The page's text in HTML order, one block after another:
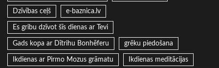
Dzīvības ceļš e-baznica.lv
Es gribu dzīvot šīs dienas ar Tevi
Gads kopa ar Dītrihu Bonhēferu grēku piedošana
Ikdienas ar Pirmo Mozus grāmatu Ikdienas meditācijas